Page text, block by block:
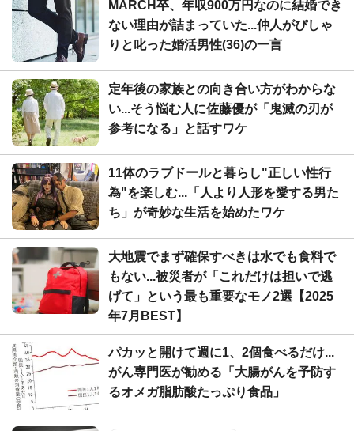
MARCH卒、年収900万円なのに結婚でき
ない理由が詰まっていた...仲人がぴしゃ
りと叱った婚活男性(36)の一言
定年後の家族との向き合い方がわからな
い...そう悩む人に佐藤優が「鬼滅の刃が
参考になる」と話すワケ
11体のラブドールと暮らし"正しい性行
為"を楽しむ...「人より人形を愛する男た
ち」が奇妙な生活を始めたワケ
大地震でまず確保すべきは水でも食料で
もない...被災者が「これだけは担いで逃
げて」という最も重要なモノ2選【2025
年7月BEST】
パカッと開けて週に1、2個食べるだけ...
がん専門医が勧める「大腸がんを予防す
るオメガ脂肪酸たっぷり食品」